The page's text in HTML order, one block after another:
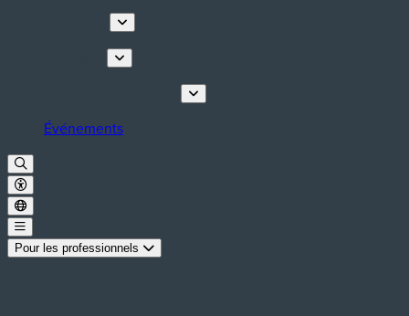
Événements
Pour les professionnels